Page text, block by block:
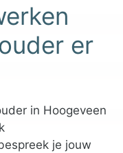
er
in Hoogeveen
je jouw